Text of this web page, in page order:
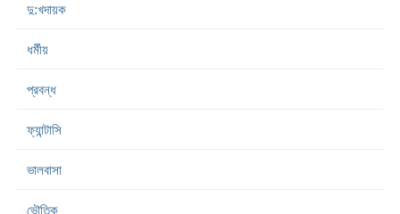
দু:খদায়ক
ধর্মীয়
প্রবন্ধ
ফ্যান্টাসি
ভালবাসা
ভৌতিক